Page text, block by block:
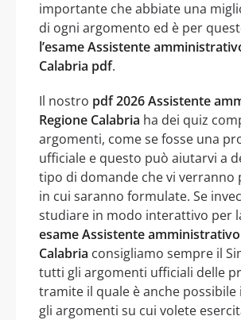
importante che abbiate una
di ogni argomento ed è per
l’esame Assistente
Calabria pdf.
Il nostro pdf 2026 Assistente
Regione Calabria ha dei quiz
argomenti, come se fosse una
ufficiale e questo può aiutarvi a
tipo di domande che vi verranno
in cui saranno formulate. Se
studiare in modo interattivo per
esame Assistente amministrativo
Calabria consigliamo sempre il
tutti gli argomenti ufficiali delle
tramite il quale è anche
gli argomenti su cui volete